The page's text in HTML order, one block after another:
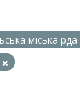
міська рда